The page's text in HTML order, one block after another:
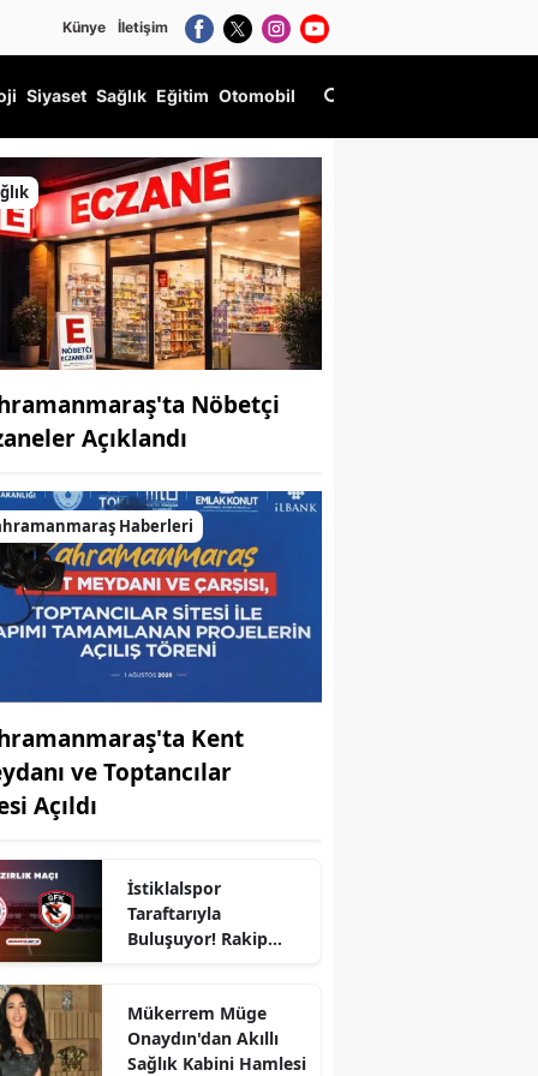
Künye İletişim
Siyaset Sağlık Eğitim Otomobil
Nöbetçi
Açıklandı
Haberleri
Kent
ve Toptancılar
Açıldı
İstiklalspor
Taraftarıyla
Buluşuyor! Rakip
Mükerrem Müge
Onaydın'dan Akıllı
Sağlık Kabini Hamlesi